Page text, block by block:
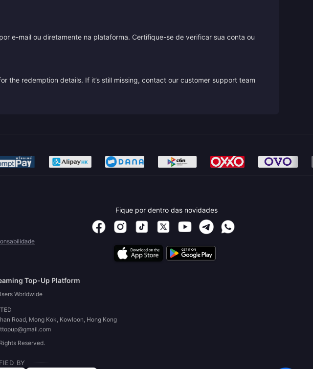
e-mail ou diretamente na plataforma. Certifique-se de verificar sua conta ou
the redemption details. If it’s still missing, contact our customer support team
Fique por dentro das novidades
Top-Up Platform
Worldwide
Road, Mong Kok, Kowloon, Hong Kong
Reserved.
BY